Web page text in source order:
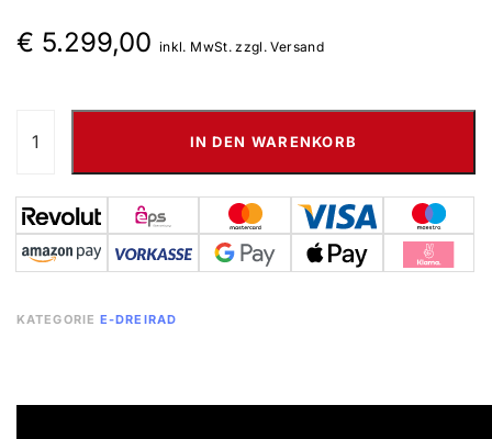
€ 5.299,00 inkl. MwSt. zzgl. Versand
IN DEN WARENKORB
KATEGORIE E-DREIRAD